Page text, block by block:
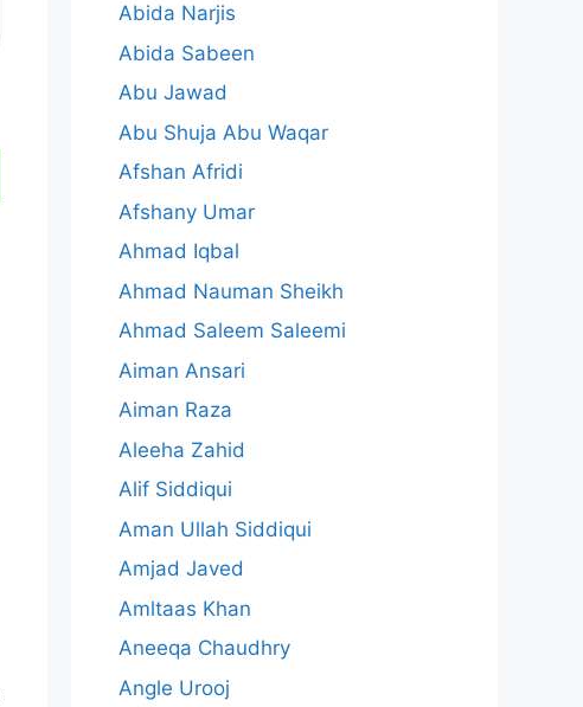
Abida Narjis
Abida Sabeen
Abu Jawad
Abu Shuja Abu Waqar
Afshan Afridi
Afshany Umar
Ahmad Iqbal
Ahmad Nauman Sheikh
Ahmad Saleem Saleemi
Aiman Ansari
Aiman Raza
Aleeha Zahid
Alif Siddiqui
Aman Ullah Siddiqui
Amjad Javed
Amltaas Khan
Aneeqa Chaudhry
Angle Urooj